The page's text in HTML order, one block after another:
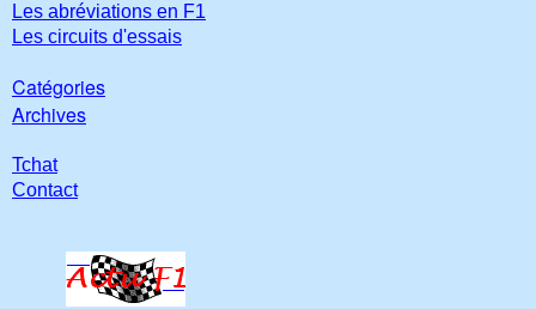
Les abréviations en F1
Les circuits d'essais
Catégories
Archives
Tchat
Contact